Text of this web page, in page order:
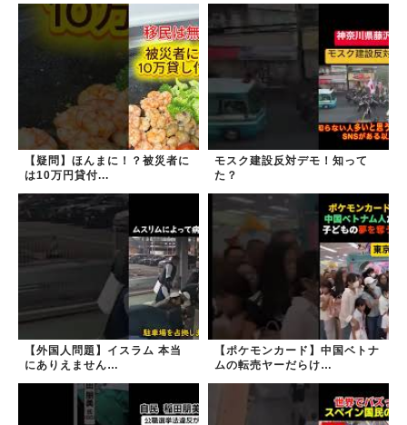
【疑問】ほんまに！？被災者に
は10万円貸付...
モスク建設反対デモ！知って
た？
【外国人問題】イスラム 本当
にありえません…
【ポケモンカード】中国ベトナ
ムの転売ヤーだらけ…